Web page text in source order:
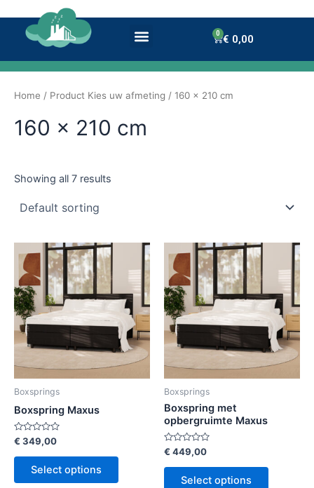
inhoud
Menu € 0,00
0 Winkelwagen
Home / Product Kies uw afmeting / 160 x 210 cm
160 x 210 cm
Showing all 7 results
Boxsprings
Boxspring Maxus
Rated
0
out
€ 349,00
Select options
Boxsprings
Boxspring met
opbergruimte Maxus
Rated
0
out
€ 449,00
Select options